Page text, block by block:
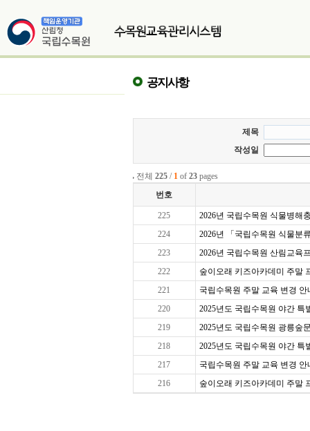
공지사항
제목
작성일
전체 225 / 1 of 23 pages
번호
225
2026년 국립수목원 식물병해
224
2026년 「국립수목원 식물분
223
2026년 국립수목원 산림교육
222
숲이오래 키즈아카데미 주말
221
국립수목원 주말 교육 변경 안
220
2025년도 국립수목원 야간 특
219
2025년도 국립수목원 광릉숲
218
2025년도 국립수목원 야간 특
217
국립수목원 주말 교육 변경
216
숲이오래 키즈아카데미 주말